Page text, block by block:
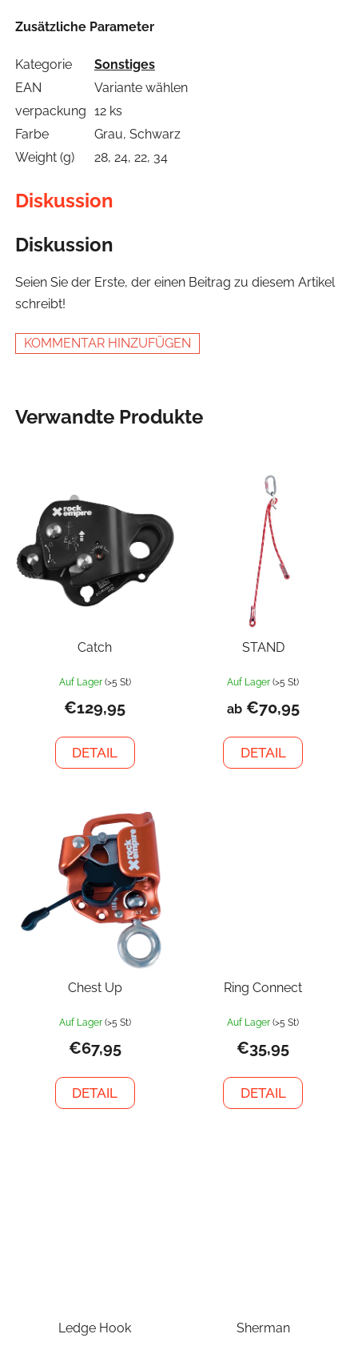
Zusätzliche Parameter
Kategorie
Sonstiges
EAN
Variante wählen
verpackung 12 ks
Farbe
Grau, Schwarz
Weight (g)
28, 24, 22, 34
Diskussion
Diskussion
Seien Sie der Erste, der einen Beitrag zu diesem Artikel
schreibt!
KOMMENTAR HINZUFÜGEN
Verwandte Produkte
Catch
Auf Lager (>5 St)
€129,95
DETAIL
STAND
Auf Lager (>5 St)
ab€70,95
DETAIL
Chest Up
Auf Lager (>5 St)
€67,95
DETAIL
Ring Connect
Auf Lager (>5 St)
€35,95
DETAIL
Ledge Hook Sherman